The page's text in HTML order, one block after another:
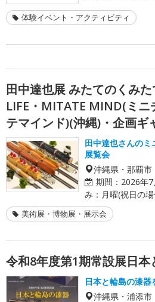
体験イベント・アクティビティ
田中達也展 みたてのくみ
LIFE・MITATE MIND(ミニ
テマインド)(沖縄)・企画ギ
田中達也さんのミ
展覧会
沖縄県・那覇市
期間： 2026年
み：月曜(祝日の
美術展・博物展・展示会
令和8年度第1期常設展日本
日本と輪島の漆器
沖縄県・浦添市